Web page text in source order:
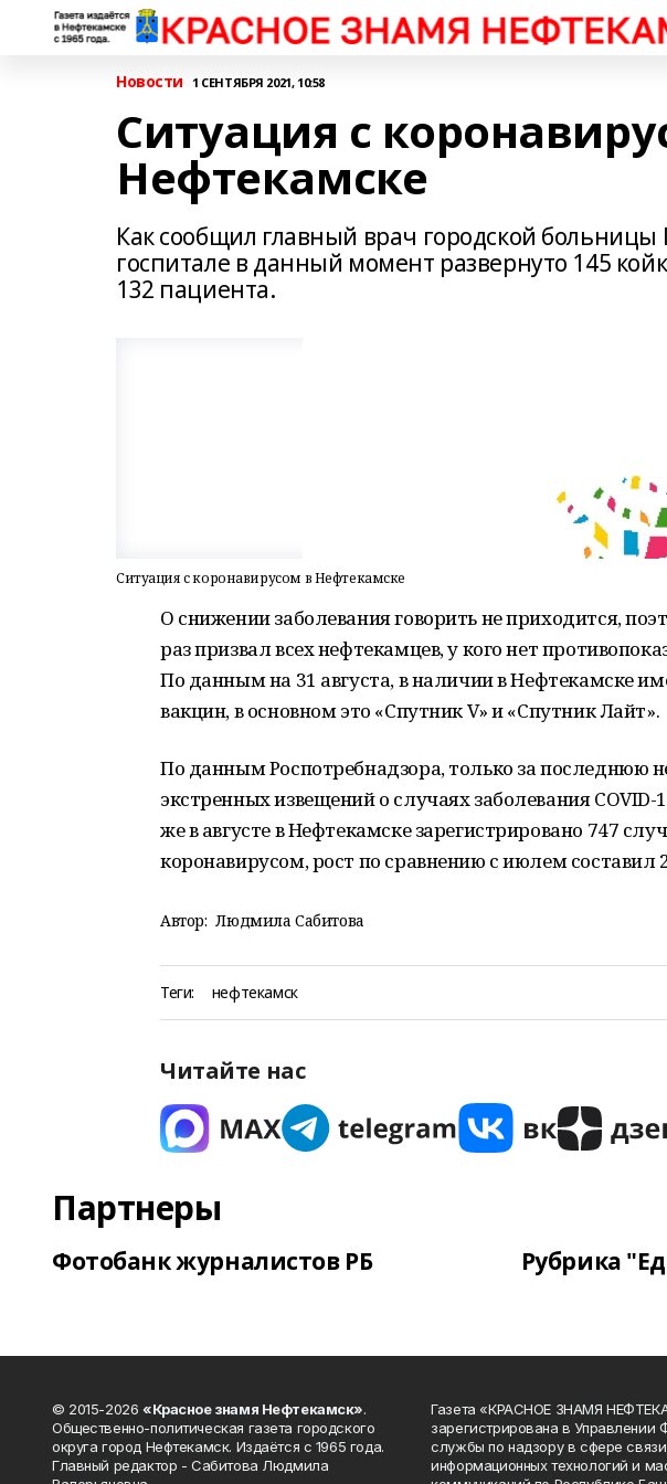
Новости 1 СЕНТЯБРЯ 2021, 10:58
Ситуация с
Нефтекамске
Как сообщил главный врач городской больницы
госпитале в данный момент развернуто 145
132 пациента.
Ситуация с коронавирусом в Нефтекамске
О снижении заболевания говорить не приходится,
раз призвал всех нефтекамцев, у кого нет
По данным на 31 августа, в наличии в Нефтекамске
вакцин, в основном это «Спутник V» и «Спутник Лайт».
По данным Роспотребнадзора, только за последнюю
экстренных извещений о случаях заболевания COVID-
же в августе в Нефтекамске зарегистрировано 747
коронавирусом, рост по сравнению с июлем составил
Автор: Людмила Сабитова
Теги: нефтекамск
Читайте нас
Партнеры
Фотобанк журналистов РБ Рубрика
© 2015-2026 «Красное знамя Нефтекамск».
Общественно-политическая газета городского
округа город Нефтекамск. Издаётся с 1965 года.
Главный редактор - Сабитова Людмила
Газета «КРАСНОЕ ЗНАМЯ
зарегистрирована в Управлении
службы по надзору в сфере
информационных технологий и